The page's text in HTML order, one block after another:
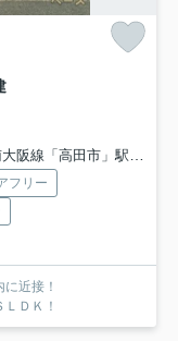
線「高田市」駅 徒歩15分
フリー
近接！
ＤＫ！